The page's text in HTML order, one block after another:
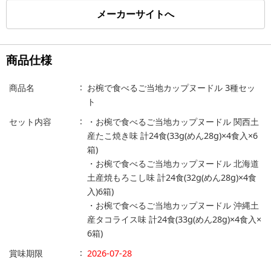
メーカーサイトへ
商品仕様
商品名
お椀で食べるご当地カップヌードル 3種セッ
ト
セット内容
・お椀で食べるご当地カップヌードル 関西土
産たこ焼き味 計24食(33g(めん28g)×4食入×6
箱)
・お椀で食べるご当地カップヌードル 北海道
土産焼もろこし味 計24食(32g(めん28g)×4食
入)6箱)
・お椀で食べるご当地カップヌードル 沖縄土
産タコライス味 計24食(33g(めん28g)×4食入×
6箱)
賞味期限
2026-07-28